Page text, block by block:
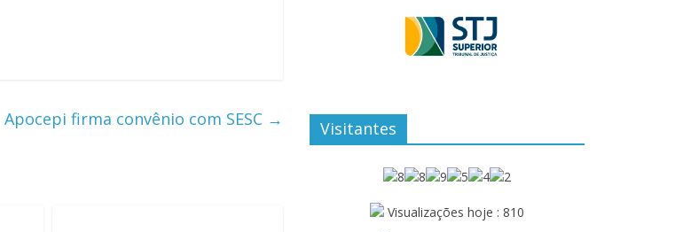
Apocepi firma convênio com SESC → Visitantes
Visualizações hoje : 810